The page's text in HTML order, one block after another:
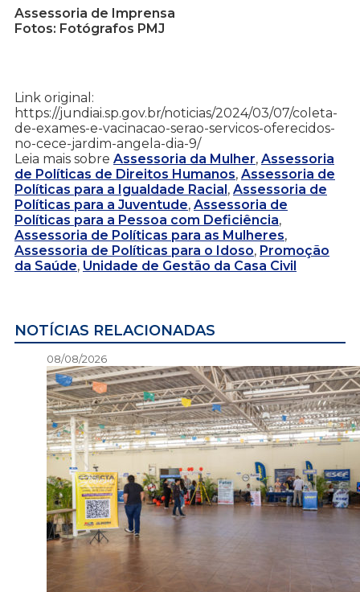
Assessoria de Imprensa
Fotos: Fotógrafos PMJ
Link original:
https://jundiai.sp.gov.br/noticias/2024/03/07/coleta-
de-exames-e-vacinacao-serao-servicos-oferecidos-
no-cece-jardim-angela-dia-9/
Leia mais sobre Assessoria da Mulher, Assessoria
de Políticas de Direitos Humanos, Assessoria de
Políticas para a Igualdade Racial, Assessoria de
Políticas para a Juventude, Assessoria de
Políticas para a Pessoa com Deficiência,
Assessoria de Políticas para as Mulheres,
Assessoria de Políticas para o Idoso, Promoção
da Saúde, Unidade de Gestão da Casa Civil
NOTÍCIAS RELACIONADAS
08/08/2026